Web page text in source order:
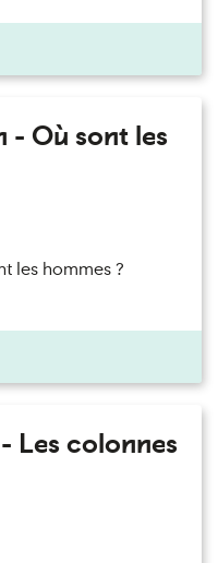
- Où sont les
les hommes ?
Les colonnes